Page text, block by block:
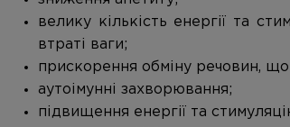
велику кількість енергії та
втраті ваги;
прискорення обміну речовин,
аутоімунні захворювання;
підвищення енергії та